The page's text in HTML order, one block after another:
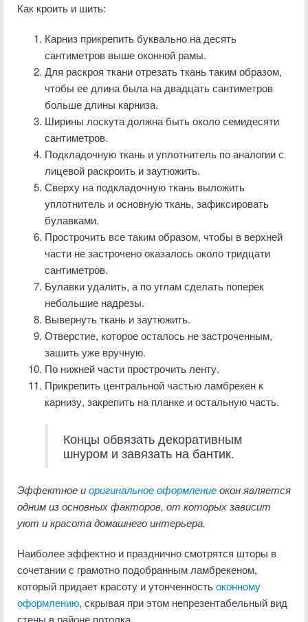
Как кроить и шить:
Карниз прикрепить буквально на десять
сантиметров выше оконной рамы.
Для раскроя ткани отрезать ткань таким образом,
чтобы ее длина была на двадцать сантиметров
больше длины карниза.
Ширины лоскута должна быть около семидесяти
сантиметров.
Подкладочную ткань и уплотнитель по аналогии с
лицевой раскроить и заутюжить.
Сверху на подкладочную ткань выложить
уплотнитель и основную ткань, зафиксировать
булавками.
Прострочить все таким образом, чтобы в верхней
части не застрочено оказалось около тридцати
сантиметров.
Булавки удалить, а по углам сделать поперек
небольшие надрезы.
Вывернуть ткань и заутюжить.
Отверстие, которое осталось не застроченным,
зашить уже вручную.
По нижней части прострочить ленту.
Прикрепить центральной частью ламбрекен к
карнизу, закрепить на планке и остальную часть.
Концы обвязать декоративным
шнуром и завязать на бантик.
Эффектное иоригинальное оформлениеокон является
одним из основных факторов, от которых зависит
уют и красота домашнего интерьера.
Наиболее эффектно и празднично смотрятся шторы в
сочетании с грамотно подобранным ламбрекеном,
который придает красоту и утонченностьоконному
оформлению, скрывая при этом непрезентабельный вид
стены в районе потолка.